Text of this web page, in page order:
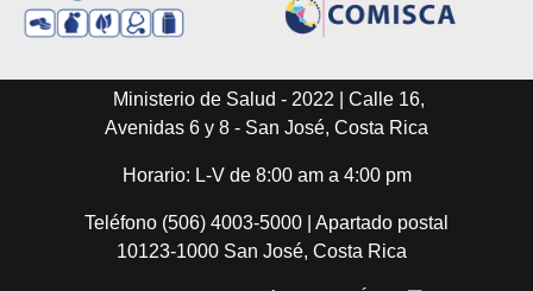
Ministerio de Salud - 2022 | Calle 16,
Avenidas 6 y 8 - San José, Costa Rica
Horario: L-V de 8:00 am a 4:00 pm
Teléfono (506) 4003-5000 | Apartado postal
10123-1000 San José, Costa Rica